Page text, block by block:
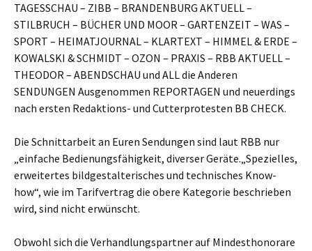
TAGESSCHAU – ZIBB – BRANDENBURG AKTUELL –
STILBRUCH – BÜCHER UND MOOR – GARTENZEIT – WAS –
SPORT – HEIMATJOURNAL – KLARTEXT – HIMMEL & ERDE –
KOWALSKI & SCHMIDT – OZON – PRAXIS – RBB AKTUELL –
THEODOR – ABENDSCHAU und ALL die Anderen
SENDUNGEN Ausgenommen REPORTAGEN und neuerdings
nach ersten Redaktions- und Cutterprotesten BB CHECK.
Die Schnittarbeit an Euren Sendungen sind laut RBB nur
„einfache Bedienungsfähigkeit, diverser Geräte.„Spezielles,
erweitertes bildgestalterisches und technisches Know-
how“, wie im Tarifvertrag die obere Kategorie beschrieben
wird, sind nicht erwünscht.
Obwohl sich die Verhandlungspartner auf Mindesthonorare